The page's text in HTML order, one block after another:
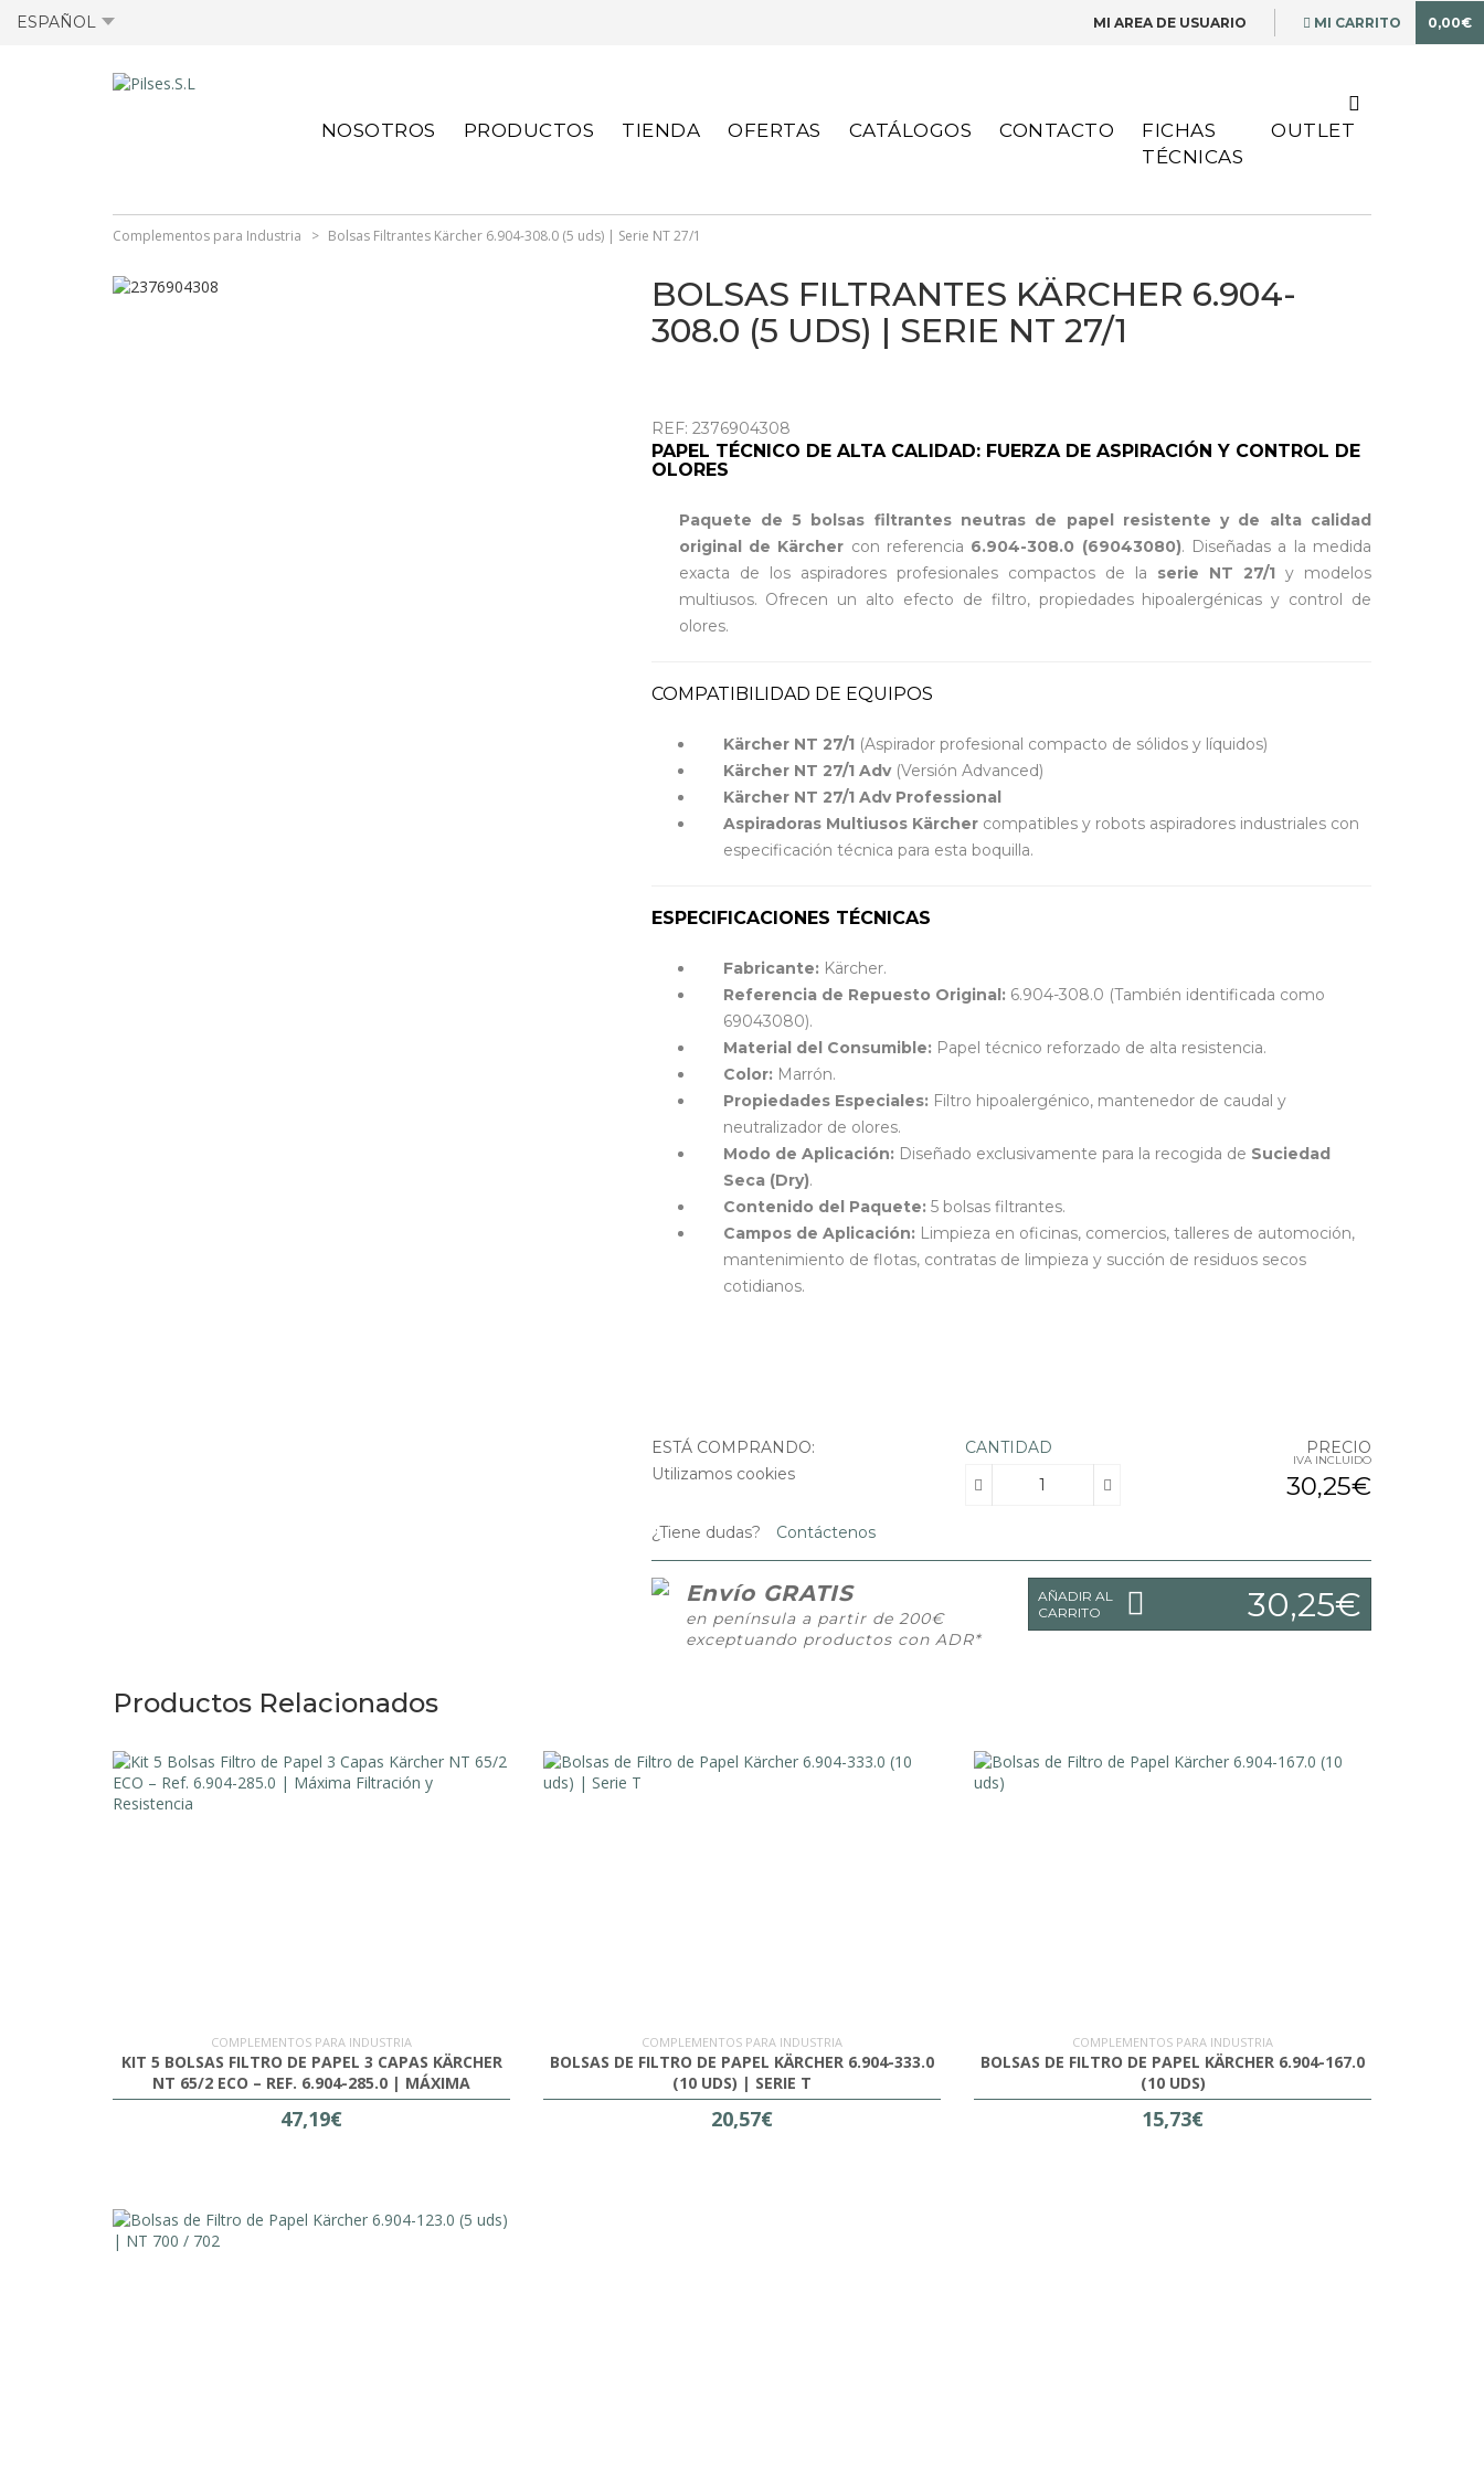
ESPAÑOL MI CARRITO 0,00€
MI AREA DE USUARIO
NOSOTROS PRODUCTOS TIENDA OFERTAS
OFERTAS ANTIGUAS CATÁLOGOS CONTACTO
FICHAS
TÉCNICAS
FICHAS TÉCNICAS
OUTLET
Complementos para Industria Bolsas Filtrantes Kärcher 6.904-308.0 (5 uds) | Serie NT 27/1
BOLSAS FILTRANTES KÄRCHER 6.904-
308.0 (5 UDS) | SERIE NT 27/1
REF: 2376904308
PAPEL TÉCNICO DE ALTA CALIDAD: FUERZA DE ASPIRACIÓN Y CONTROL DE
OLORES
Paquete de 5 bolsas filtrantes neutras de papel resistente y de alta calidad
original de Kärcher con referencia 6.904-308.0 (69043080). Diseñadas a la medida
exacta de los aspiradores profesionales compactos de la serie NT 27/1y modelos
multiusos. Ofrecen un alto efecto de filtro, propiedades hipoalergénicas y control de
olores.
COMPATIBILIDAD DE EQUIPOS
Kärcher NT 27/1(Aspirador profesional compacto de sólidos y líquidos)
Kärcher NT 27/1 Adv(Versión Advanced)
Kärcher NT 27/1 Adv Professional
Aspiradoras Multiusos Kärchercompatibles y robots aspiradores industriales con
especificación técnica para esta boquilla.
ESPECIFICACIONES TÉCNICAS
Fabricante: Kärcher.
Referencia de Repuesto Original: 6.904-308.0 (También identificada como
69043080).
Material del Consumible: Papel técnico reforzado de alta resistencia.
Color: Marrón.
Propiedades Especiales: Filtro hipoalergénico, mantenedor de caudal y
neutralizador de olores.
Modo de Aplicación: Diseñado exclusivamente para la recogida de Suciedad
Seca (Dry).
Contenido del Paquete: 5 bolsas filtrantes.
Campos de Aplicación: Limpieza en oficinas, comercios, talleres de automoción,
mantenimiento de flotas, contratas de limpieza y succión de residuos secos
cotidianos.
ESTÁ COMPRANDO:
Utilizamos cookies
CANTIDAD PRECIO
IVA INCLUIDO
30,25€
¿Tiene dudas? Contáctenos
Envío GRATIS
en península a partir de 200€
exceptuando productos con ADR*
AÑADIR AL
CARRITO
30,25€
Productos Relacionados
COMPLEMENTOS PARA INDUSTRIA
KIT 5 BOLSAS FILTRO DE PAPEL 3 CAPAS KÄRCHER
NT 65/2 ECO – REF. 6.904-285.0 | MÁXIMA
FILTRACIÓN Y RESISTENCIA
47,19€
COMPLEMENTOS PARA INDUSTRIA
BOLSAS DE FILTRO DE PAPEL KÄRCHER 6.904-333.0
(10 UDS) | SERIE T
20,57€
COMPLEMENTOS PARA INDUSTRIA
BOLSAS DE FILTRO DE PAPEL KÄRCHER 6.904-167.0
(10 UDS)
15,73€